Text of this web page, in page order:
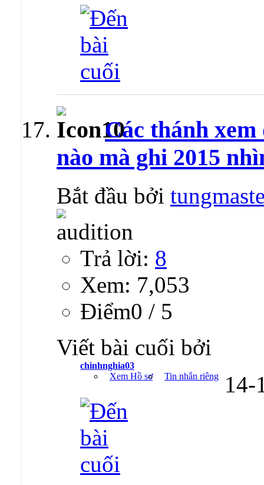
Các thánh
nào mà ghi 2015
Bắt đầu bởi
Trả lời: 8
Xem: 7,053
Ðiểm0 / 5
Viết bài cuối bởi
chinhnghia03
Xem Hồ sơ
Tin nhắn riêng